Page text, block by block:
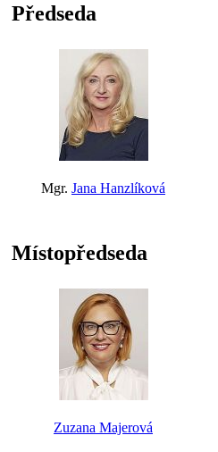
Předseda
Mgr. Jana Hanzlíková
Místopředseda
Zuzana Majerová